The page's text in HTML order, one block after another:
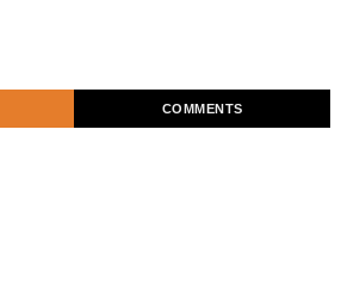
COMMENTS